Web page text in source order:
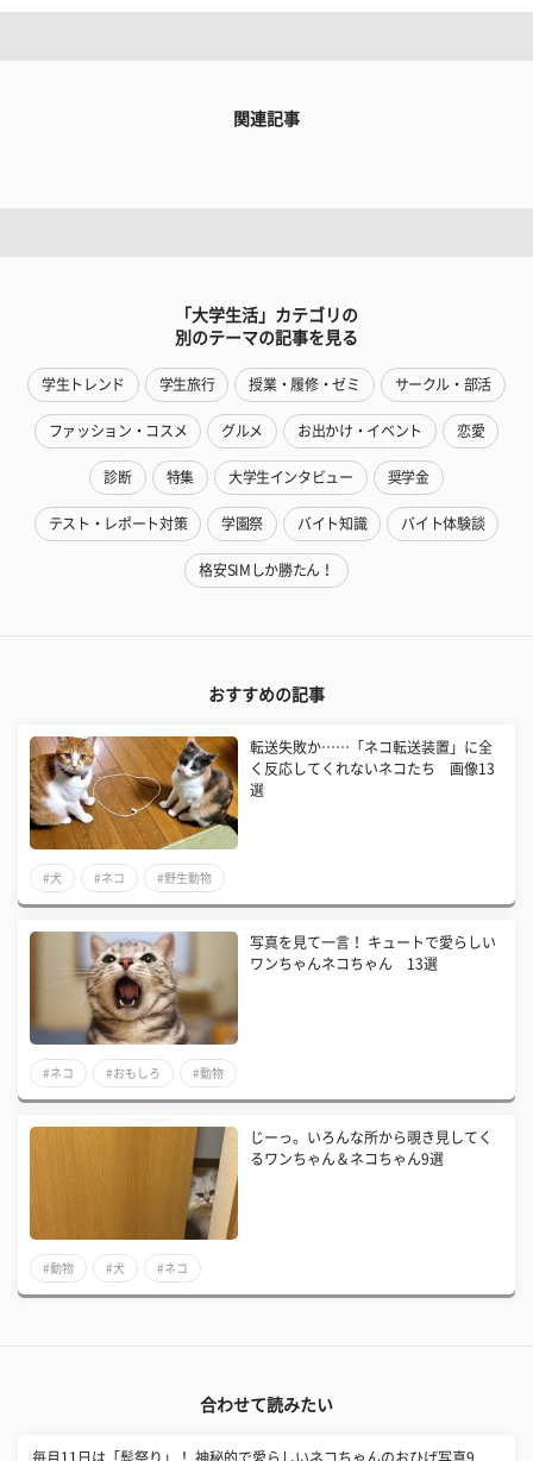
関連記事
「大学生活」カテゴリの
別のテーマの記事を見る
学生トレンド 学生旅行 授業・履修・ゼミ サークル・部活
ファッション・コスメ グルメ お出かけ・イベント 恋愛
診断 特集 大学生インタビュー 奨学金
テスト・レポート対策 学園祭 バイト知識 バイト体験談
格安SIMしか勝たん！
おすすめの記事
転送失敗か……「ネコ転送装置」に全
く反応してくれないネコたち 画像13
選
#犬 #ネコ #野生動物
写真を見て一言！ キュートで愛らしい
ワンちゃんネコちゃん 13選
#ネコ #おもしろ #動物
じーっ。いろんな所から覗き見してく
るワンちゃん＆ネコちゃん9選
#動物 #犬 #ネコ
合わせて読みたい
毎月11日は「髭祭り」！ 神秘的で愛らしいネコちゃんのおひげ写真9